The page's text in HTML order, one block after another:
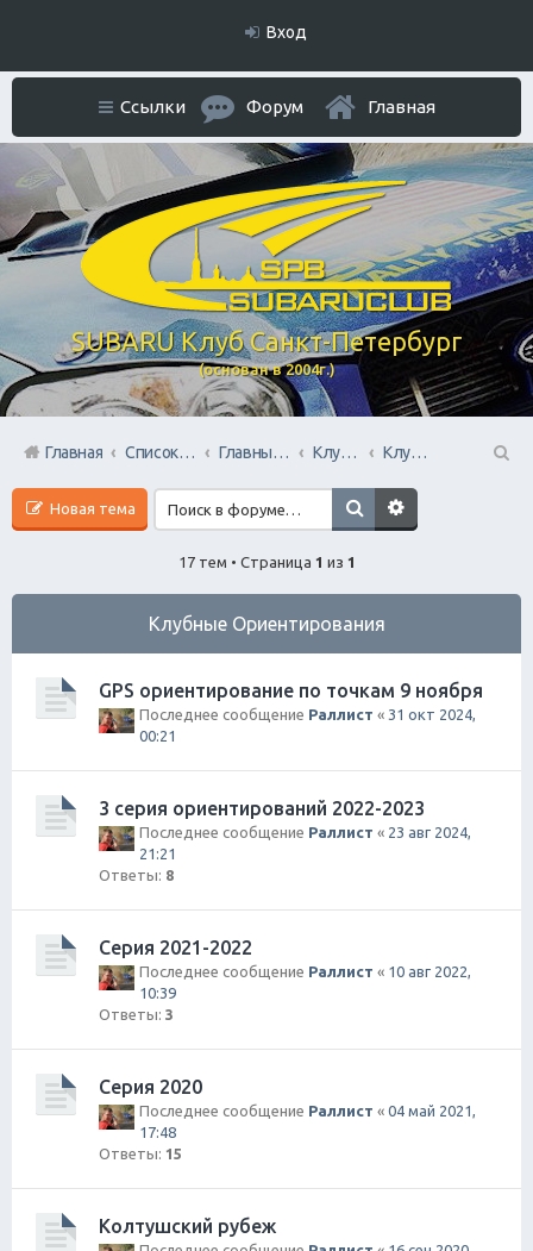
Вход
SUBARU Клуб Санкт-Петербург
(основан в 2004г.)
Ссылки Форум Главная
Главная Список форумов Главный раздел Клубные мероприятия и встречи
Клубные Ориентирования
Новая тема
17 тем • Страница 1 из 1
Клубные Ориентирования
GPS ориентирование по точкам 9 ноября
Последнее сообщение Раллист « 31 окт 2024,
00:21
3 серия ориентирований 2022-2023
Последнее сообщение Раллист « 23 авг 2024,
21:21
Ответы: 8
Серия 2021-2022
Последнее сообщение Раллист « 10 авг 2022,
10:39
Ответы: 3
Серия 2020
Последнее сообщение Раллист « 04 май 2021,
17:48
Ответы: 15
Колтушский рубеж